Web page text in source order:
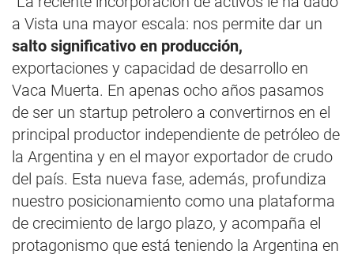
a Vista una mayor escala: nos permite dar un
salto significativo en producción,
exportaciones y capacidad de desarrollo en
Vaca Muerta. En apenas ocho años pasamos
de ser un startup petrolero a convertirnos en el
principal productor independiente de petróleo de
la Argentina y en el mayor exportador de crudo
del país. Esta nueva fase, además, profundiza
nuestro posicionamiento como una plataforma
de crecimiento de largo plazo, y acompaña el
protagonismo que está teniendo la Argentina en